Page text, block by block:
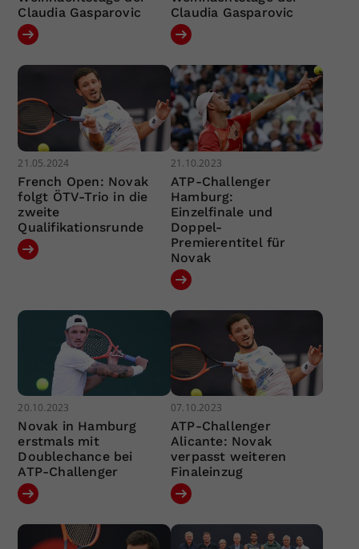
Claudia Gasparovic
Claudia Gasparovic
21.05.2024
French Open: Novak
folgt ÖTV-Trio in die
zweite
Qualifikationsrunde
21.10.2023
ATP-Challenger
Hamburg:
Einzelfinale und
Doppel-
Premierentitel für
Novak
20.10.2023
Novak in Hamburg
erstmals mit
Doublechance bei
ATP-Challenger
07.10.2023
ATP-Challenger
Alicante: Novak
verpasst weiteren
Finaleinzug